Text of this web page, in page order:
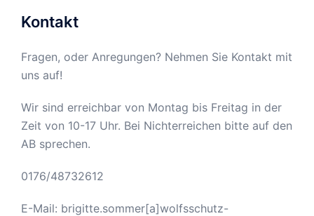
Kontakt
Fragen, oder Anregungen? Nehmen Sie Kontakt mit
uns auf!
Wir sind erreichbar von Montag bis Freitag in der
Zeit von 10-17 Uhr. Bei Nichterreichen bitte auf den
AB sprechen.
0176/48732612
E-Mail: brigitte.sommer[a]wolfsschutz-